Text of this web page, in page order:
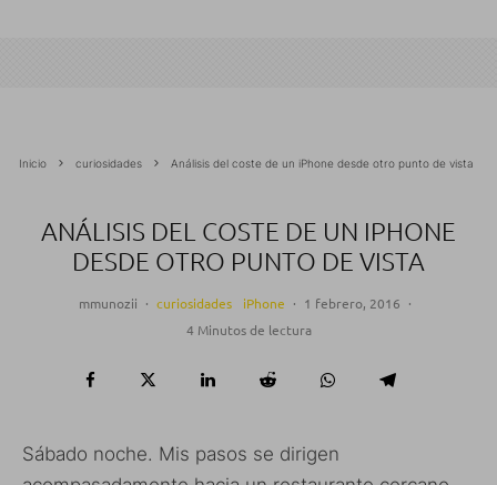
Inicio curiosidades Análisis del coste de un iPhone desde otro punto de vista
ANÁLISIS DEL COSTE DE UN IPHONE
DESDE OTRO PUNTO DE VISTA
mmunozii · curiosidades iPhone · 1 febrero, 2016 ·
4 Minutos de lectura
Sábado noche. Mis pasos se dirigen